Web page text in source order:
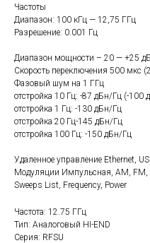
Частоты
Диапазон: 100 кГц — 12,75 ГГц
Разрешение: 0.001 Гц
Диапазон мощности – 20 — +25
Скорость переключения 500 мкс
Фазовый шум на 1 ГГц
отстройка 10 Гц: -87 дБн/Гц (-100
отстройка 1 Гц: -130 дБн/Гц
отстройка 20 Гц-145 дБн/Гц
отстройка 100 Гц: -150 дБн/Гц
Удаленное управление Ethernet,
Модуляции Импульсная, AM, FM,
Sweeps List, Frequency, Power
Частота: 12.75 ГГц
Тип: Аналоговый HI-END
Серия: RFSU